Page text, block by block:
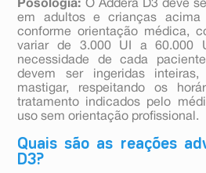
Posologia: O Addera D3 deve
em adultos e crianças acima
conforme orientação médica,
variar de 3.000 UI a 60.000
necessidade de cada
devem ser ingeridas
mastigar, respeitando os
tratamento indicados pelo
uso sem orientação profissional.
Quais são as reações
D3?